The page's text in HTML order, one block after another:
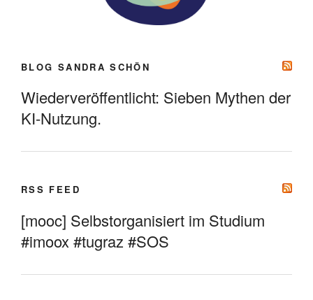
BLOG SANDRA SCHÖN
Wiederveröffentlicht: Sieben Mythen der
KI-Nutzung.
RSS FEED
[mooc] Selbstorganisiert im Studium
#imoox #tugraz #SOS